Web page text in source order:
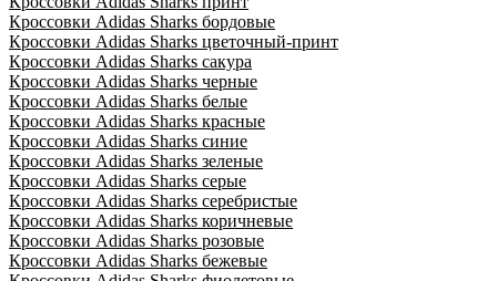
Кроссовки Adidas Sharks бордовые
Кроссовки Adidas Sharks цветочный-принт
Кроссовки Adidas Sharks сакура
Кроссовки Adidas Sharks черные
Кроссовки Adidas Sharks белые
Кроссовки Adidas Sharks красные
Кроссовки Adidas Sharks синие
Кроссовки Adidas Sharks зеленые
Кроссовки Adidas Sharks серые
Кроссовки Adidas Sharks серебристые
Кроссовки Adidas Sharks коричневые
Кроссовки Adidas Sharks розовые
Кроссовки Adidas Sharks бежевые